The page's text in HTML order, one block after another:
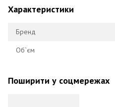
Характеристики
Бренд
Об`єм
Поширити у соцмережах